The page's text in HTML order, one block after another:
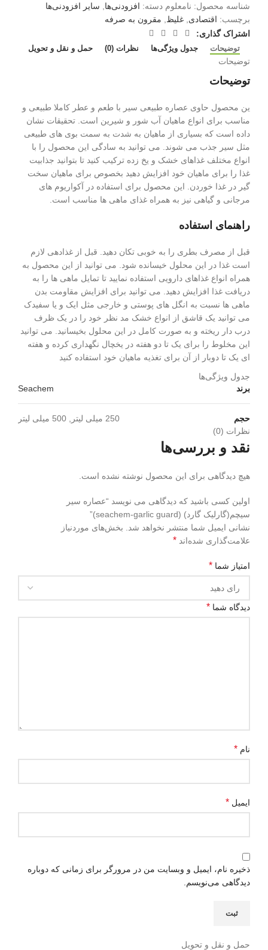
شناسه محصول: نامعلوم دسته: افزودنی‌ها
سایر افزودنی‌ها
برچسب: اقتصادی غلیظ
مقرون به صرفه
اشتراک گذاری:
توضیحات جدول ویژگی‌ها نظرات (0) حمل و نقل و تحویل
توضیحات
توضیحات
ین محصول حاوی عصاره طبیعی سیر با طعم و عطر کاملا طبیعی و
مناسب برای انواع ماهیان آب شور و شیرین است. تحقیقات نشان
داده است که بسیاری از ماهیان به شدت به سمت بوی های طبیعی
مثل سیر جذب می شوند. می توانید به سادگی این محصول را با
انواع مختلف غذاهای خشک و یخ زده ترکیب کنید تا بتوانید جذابیت
غذا را برای ماهیان خود افزایش دهید بخصوص برای ماهیان سخت
گیر در غذا خوردن. این محصول برای استفاده در آکواریوم های
مرجانی و گیاهی نیز به همراه غذای ماهی ها مناسب است.
راهنمای استفاده
قبل از مصرف بطری را به خوبی تکان دهید. قبل از غذادهی لازم
است غذا در این محلول خیسانده شود. می توانید از این محصول به
همراه انواع غذاهای دارویی استفاده نمایید تا تمایل ماهی ها را به
دریافت غذا افزایش دهید. می توانید برای افزایش مقاومت بدن
ماهی ها نسبت به انگل های پوستی و خارجی مثل ایک و یا سفیدک
می توانید یک قاشق از انواع خشک مد نظر خود را در یک ظرف
درب دار ریخته و به صورت کامل در این محلول بخیسانید. می توانید
این مخلوط را برای یک تا دو هفته در یخچال نگهداری کرده و هفته
ای یک تا دوبار از آن برای تغذیه ماهیان خود استفاده کنید
جدول ویژگی‌ها
برند
Seachem
حجم
250 میلی لیتر, 500 میلی لیتر
نظرات (0)
نقد و بررسی‌ها
هیچ دیدگاهی برای این محصول نوشته نشده است.
اولین کسی باشید که دیدگاهی می نویسد “عصاره سیر
سیچم(گارلیک گارد) (seachem-garlic guard)”
نشانی ایمیل شما منتشر نخواهد شد.
بخش‌های موردنیاز
علامت‌گذاری شده‌اند *
امتیاز شما *
دیدگاه شما *
نام *
ایمیل *
ذخیره نام، ایمیل و وبسایت من در مرورگر برای زمانی که دوباره
دیدگاهی می‌نویسم.
حمل و نقل و تحویل